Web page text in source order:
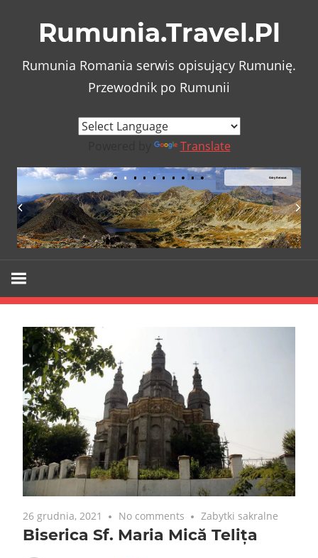
Rumunia.Travel.Pl
Rumunia Romania serwis opisujący Rumunię.
Przewodnik po Rumunii
Translate
Góry Retezat
26 grudnia, 2021 No comments Zabytki sakralne
Biserica Sf. Maria Mică Telița